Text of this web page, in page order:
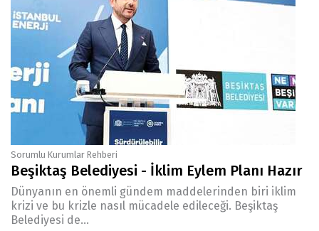
Sorumlu Kurumlar Rehberi
Beşiktaş Belediyesi - İklim Eylem Planı Hazır
Dünyanın en önemli gündem maddelerinden biri iklim
krizi ve bu krizle nasıl mücadele edileceği. Beşiktaş
Belediyesi de...